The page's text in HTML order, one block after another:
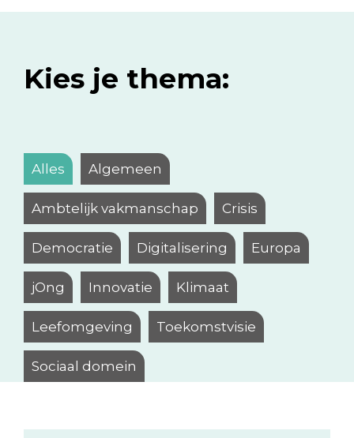
Kies je thema:
Alles Algemeen
Ambtelijk vakmanschap Crisis
Democratie Digitalisering Europa
jOng Innovatie Klimaat
Leefomgeving Toekomstvisie
Sociaal domein